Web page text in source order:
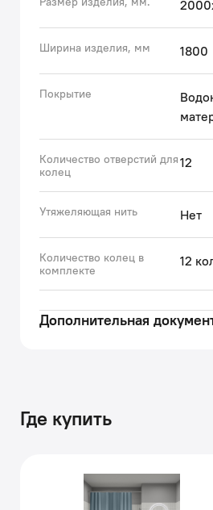
Гарантия на текстильные
(с) Авторский текст, апрель 2023
Ширина изделия, мм 1800
Покрытие
Количество отверстий для
колец
12
Утяжеляющая нить Нет
Количество колец в
комплекте
12
Дополнительная
Где купить